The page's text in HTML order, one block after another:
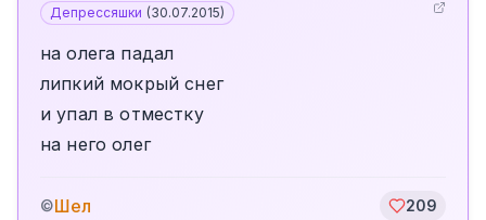
Депрессяшки (30.07.2015)
на олега падал
липкий мокрый снег
и упал в отместку
на него олег
©Шел 209